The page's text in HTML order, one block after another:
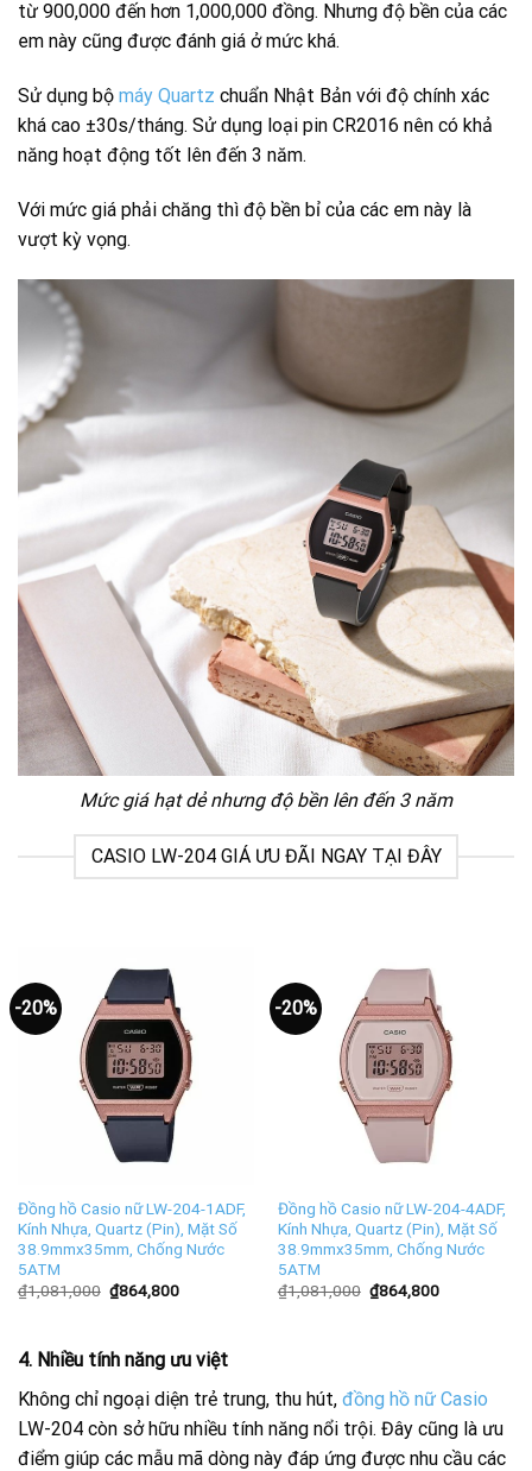
từ 900,000 đến hơn 1,000,000 đồng. Nhưng độ bền của các
em này cũng được đánh giá ở mức khá.
Sử dụng bộ máy Quartz chuẩn Nhật Bản với độ chính xác
khá cao ±30s/tháng. Sử dụng loại pin CR2016 nên có khả
năng hoạt động tốt lên đến 3 năm.
Với mức giá phải chăng thì độ bền bỉ của các em này là
vượt kỳ vọng.
Mức giá hạt dẻ nhưng độ bền lên đến 3 năm
CASIO LW-204 GIÁ ƯU ĐÃI NGAY TẠI ĐÂY
-20%
Đồng hồ Casio nữ LW-204-1ADF,
Kính Nhựa, Quartz (Pin), Mặt Số
38.9mmx35mm, Chống Nước
5ATM
₫1,081,000 ₫864,800
-20%
Đồng hồ Casio nữ LW-204-4ADF,
Kính Nhựa, Quartz (Pin), Mặt Số
38.9mmx35mm, Chống Nước
5ATM
₫1,081,000 ₫864,800
4. Nhiều tính năng ưu việt
Không chỉ ngoại diện trẻ trung, thu hút, đồng hồ nữ Casio
LW-204 còn sở hữu nhiều tính năng nổi trội. Đây cũng là ưu
điểm giúp các mẫu mã dòng này đáp ứng được nhu cầu các